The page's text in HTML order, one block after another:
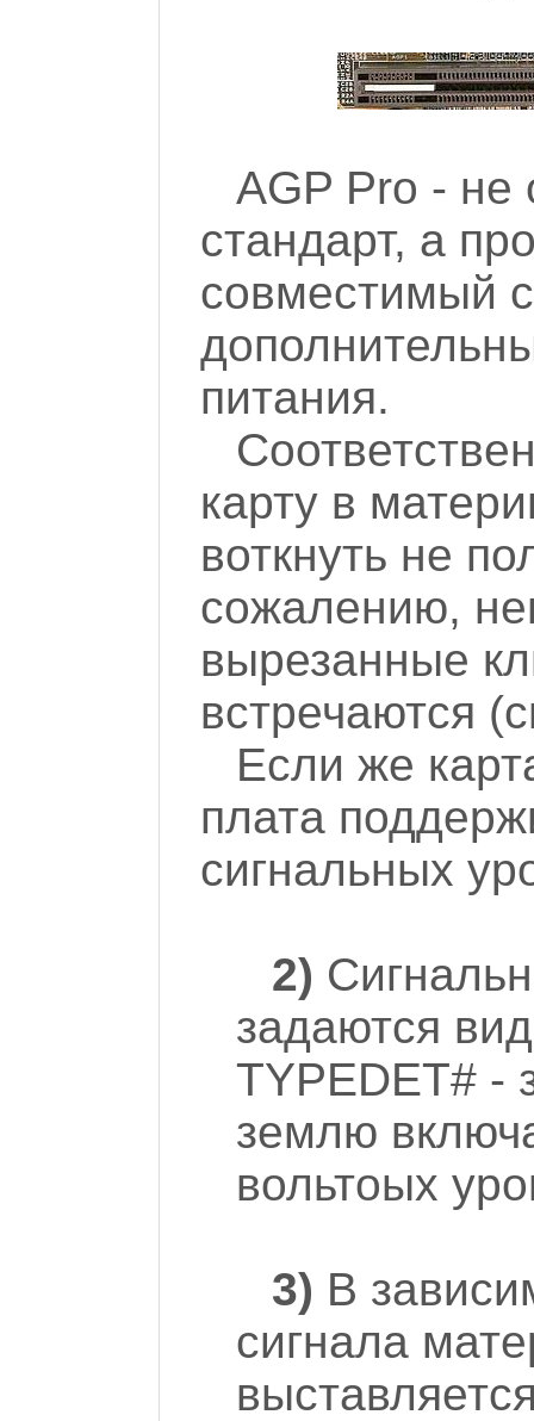
AGP Pro - не
стандарт, а
совместимый
питания.
карту в
воткнуть не
сожалению,
вырезанные
встречаются
Если же
плата
сигнальных
2)
задаются
TYPEDET# -
землю
вольтоых
3) В
сигнала